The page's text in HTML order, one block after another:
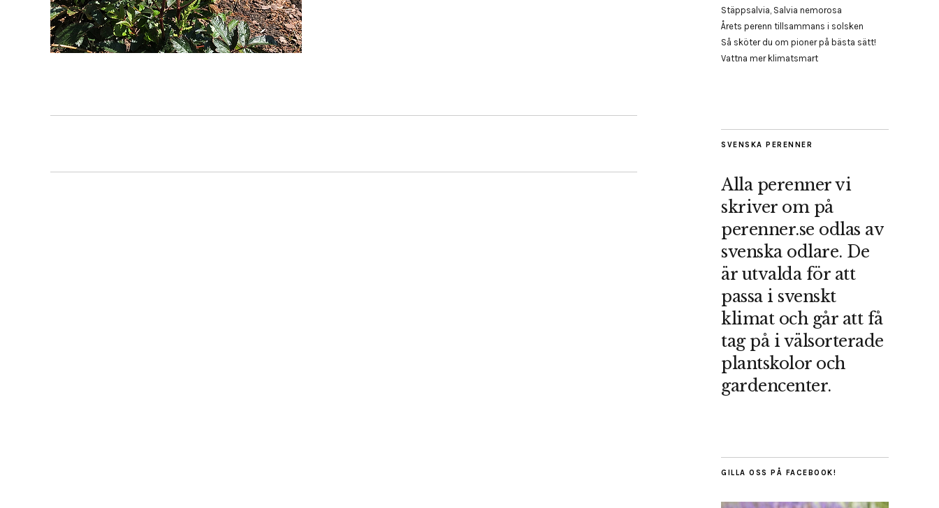
Stäppsalvia, Salvia nemorosa
Årets perenn tillsammans i solsken
Så sköter du om pioner på bästa sätt!
Vattna mer klimatsmart
SVENSKA PERENNER
Alla perenner vi
skriver om på
perenner.se odlas av
svenska odlare. De
är utvalda för att
passa i svenskt
klimat och går att få
tag på i välsorterade
plantskolor och
gardencenter.
GILLA OSS PÅ FACEBOOK!